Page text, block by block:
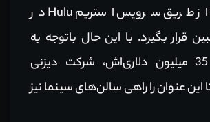
بود تا صرفا از طریق سرویس استریم Hulu در
قرار بگیرد. با این حال باتوجه به
بودجه تولید 35 میلیون دلاری‌اش، شرکت دیزنی
عنوان را راهی سالن‌های سینما نیز